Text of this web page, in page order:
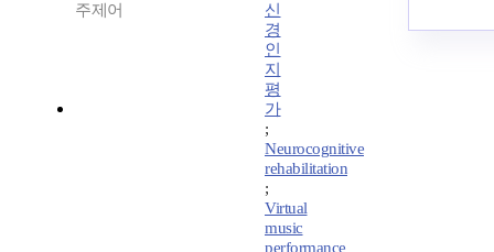
주제어
신
경
인
지
평
가
;
Neurocognitive
rehabilitation
;
Virtual
music
performance